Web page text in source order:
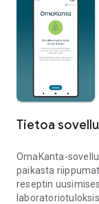
Tietoa
OmaKanta-
paikasta
reseptin